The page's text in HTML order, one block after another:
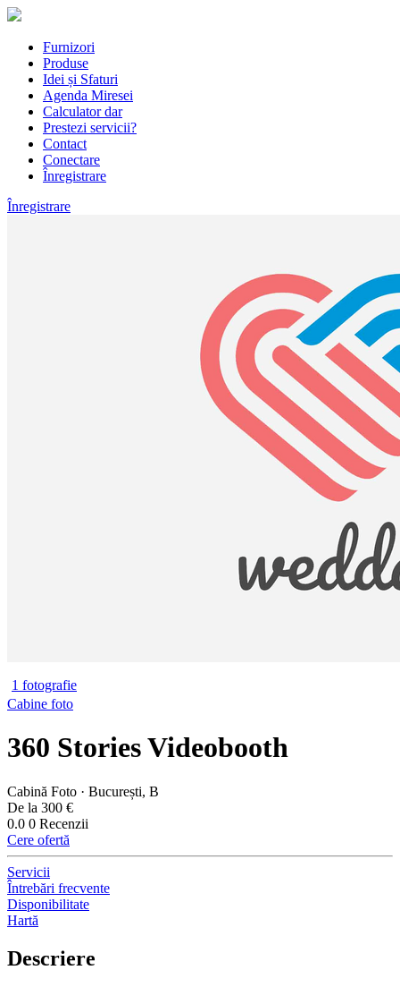
Furnizori
Produse
Idei și Sfaturi
Agenda Miresei
Calculator dar
Prestezi servicii?
Contact
Conectare
Înregistrare
Înregistrare
1 fotografie
Cabine foto
360 Stories Videobooth
Cabină Foto · București, B
De la 300 €
0.0 0 Recenzii
Cere ofertă
Servicii
Întrebări frecvente
Disponibilitate
Hartă
Descriere